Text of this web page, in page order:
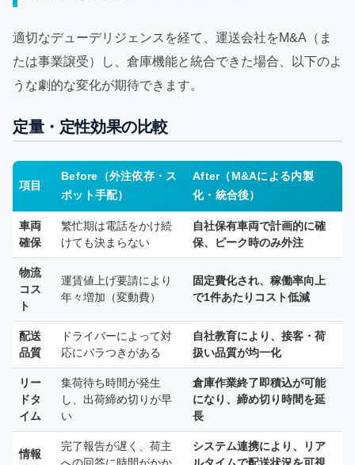
適切なデューデリジェンスを経て、運送会社をM&A（ま
たは事業譲受）し、倉庫機能と統合できた場合、以下のよ
うな劇的な変化が期待できます。
定量・定性効果の比較
項目
Before（外注依存・ス
ポット手配）
After（M&Aによる内製
化・統合後）
車両
確保
繁忙期は電話をかけ続
けても決まらない
自社保有車両で計画的に確
保、ピーク時のみ外注
物流
コス
ト
運賃値上げ要請により
年々増加（変動費）
固定費化され、稼働率向上
で1件あたりコスト低減
配送
品質
ドライバーによって対
応にバラつきがある
自社教育により、接客・荷
扱い品質が均一化
リー
ドタ
イム
集荷待ち時間が発生
し、出荷締め切りが早
い
倉庫作業終了即積込が可能
になり、締め切り時間を延
長
情報
完了報告が遅く、荷主
システム連携により、リア